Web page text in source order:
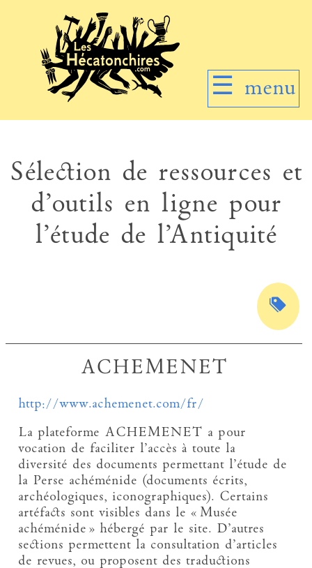
☰ menu
Sélection de ressources et
d’outils en ligne pour
l’étude de l’Antiquité
ACHEMENET
http://www.achemenet.com/fr/
La plateforme ACHEMENET a pour
vocation de faciliter l’accès à toute la
diversité des documents permettant l’étude de
la Perse achéménide (documents écrits,
archéologiques, iconographiques). Certains
artéfacts sont visibles dans le « Musée
achéménide » hébergé par le site. D’autres
sections permettent la consultation d’articles
de revues, ou proposent des traductions